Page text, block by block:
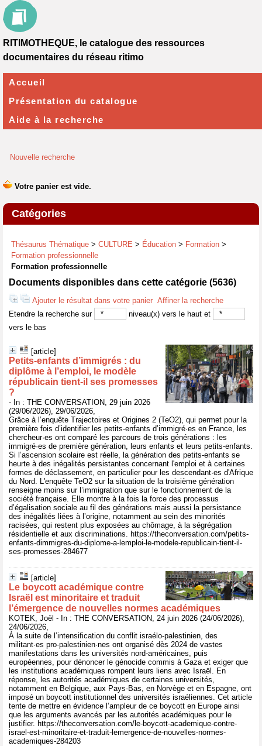
Nouvelle recherche
Catégories
Thésaurus Thématique > CULTURE > Éducation > Formation >
Formation professionnelle
Formation professionnelle
Documents disponibles dans cette catégorie (5636)
Ajouter le résultat dans votre panier Affiner la recherche
Etendre la recherche sur
niveau(x) vers le haut et
vers le bas
[article]
Petits‑enfants d’immigrés : du
diplôme à l’emploi, le modèle
républicain tient‑il ses promesses
?
- In : THE CONVERSATION, 29 juin 2026
(29/06/2026), 29/06/2026,
Grâce à l’enquête Trajectoires et Origines 2 (TeO2), qui permet pour la
première fois d’identifier les petits-enfants d’immigré·es en France, les
chercheur·es ont comparé les parcours de trois générations : les
immigré·es de première génération, leurs enfants et leurs petits-enfants.
Si l’ascension scolaire est réelle, la génération des petits-enfants se
heurte à des inégalités persistantes concernant l'emploi et à certaines
formes de déclassement, en particulier pour les descendant·es d'Afrique
du Nord. L'enquête TeO2 sur la situation de la troisième génération
renseigne moins sur l’immigration que sur le fonctionnement de la
société française. Elle montre à la fois la force des processus
d’égalisation sociale au fil des générations mais aussi la persistance
des inégalités liées à l’origine, notamment au sein des minorités
racisées, qui restent plus exposées au chômage, à la ségrégation
résidentielle et aux discriminations. https://theconversation.com/petits-
enfants-dimmigres-du-diplome-a-lemploi-le-modele-republicain-tient-il-
ses-promesses-284677
[article]
Le boycott académique contre
Israël est minoritaire et traduit
l’émergence de nouvelles normes académiques
KOTEK, Joël - In : THE CONVERSATION, 24 juin 2026 (24/06/2026),
24/06/2026,
À la suite de l’intensification du conflit israélo-palestinien, des
militant·es pro-palestinien·nes ont organisé dès 2024 de vastes
manifestations dans les universités nord-américaines, puis
européennes, pour dénoncer le génocide commis à Gaza et exiger que
les institutions académiques rompent leurs liens avec Israël. En
réponse, les autorités académiques de certaines universités,
notamment en Belgique, aux Pays-Bas, en Norvège et en Espagne, ont
imposé un boycott institutionnel des universités israéliennes. Cet article
tente de mettre en évidence l’ampleur de ce boycott en Europe ainsi
que les arguments avancés par les autorités académiques pour le
justifier. https://theconversation.com/le-boycott-academique-contre-
israel-est-minoritaire-et-traduit-lemergence-de-nouvelles-normes-
academiques-284203
RITIMOTHEQUE, le catalogue des ressources
documentaires du réseau ritimo
Accueil
Présentation du catalogue
Aide à la recherche